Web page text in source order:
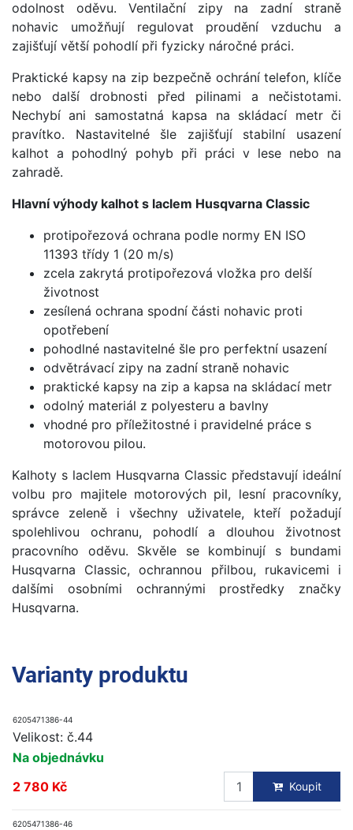
odolnost oděvu. Ventilační zipy na zadní straně
nohavic umožňují regulovat proudění vzduchu a
zajišťují větší pohodlí při fyzicky náročné práci.
Praktické kapsy na zip bezpečně ochrání telefon, klíče
nebo další drobnosti před pilinami a nečistotami.
Nechybí ani samostatná kapsa na skládací metr či
pravítko. Nastavitelné šle zajišťují stabilní usazení
kalhot a pohodlný pohyb při práci v lese nebo na
zahradě.
Hlavní výhody kalhot s laclem Husqvarna Classic
protipořezová ochrana podle normy EN ISO
11393 třídy 1 (20 m/s)
zcela zakrytá protipořezová vložka pro delší
životnost
zesílená ochrana spodní části nohavic proti
opotřebení
pohodlné nastavitelné šle pro perfektní usazení
odvětrávací zipy na zadní straně nohavic
praktické kapsy na zip a kapsa na skládací metr
odolný materiál z polyesteru a bavlny
vhodné pro příležitostné i pravidelné práce s
motorovou pilou.
Kalhoty s laclem Husqvarna Classic představují ideální
volbu pro majitele motorových pil, lesní pracovníky,
správce zeleně i všechny uživatele, kteří požadují
spolehlivou ochranu, pohodlí a dlouhou životnost
pracovního oděvu. Skvěle se kombinují s bundami
Husqvarna Classic, ochrannou přilbou, rukavicemi i
dalšími osobními ochrannými prostředky značky
Husqvarna.
Varianty produktu
6205471386-44
Velikost: č.44
Na objednávku
2 780 Kč
Koupit
6205471386-46